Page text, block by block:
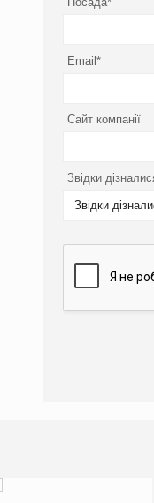
Email*
Сайт компанії
Звідки
Звідки